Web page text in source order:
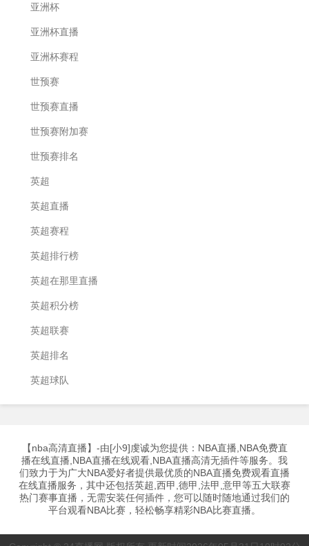
亚洲杯
亚洲杯直播
亚洲杯赛程
世预赛
世预赛直播
世预赛附加赛
世预赛排名
英超
英超直播
英超赛程
英超排行榜
英超在那里直播
英超积分榜
英超联赛
英超排名
英超球队
【nba高清直播】-由[小9]虔诚为您提供：NBA直播,NBA免费直
播在线直播,NBA直播在线观看,NBA直播高清无插件等服务。我
们致力于为广大NBA爱好者提供最优质的NBA直播免费观看直播
在线直播服务，其中还包括英超,西甲,德甲,法甲,意甲等五大联赛
热门赛事直播，无需安装任何插件，您可以随时随地通过我们的
平台观看NBA比赛，轻松畅享精彩NBA比赛直播。